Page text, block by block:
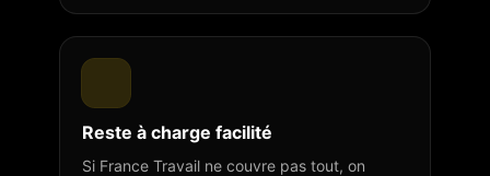
Reste à charge facilité
Si France Travail ne couvre pas tout, on